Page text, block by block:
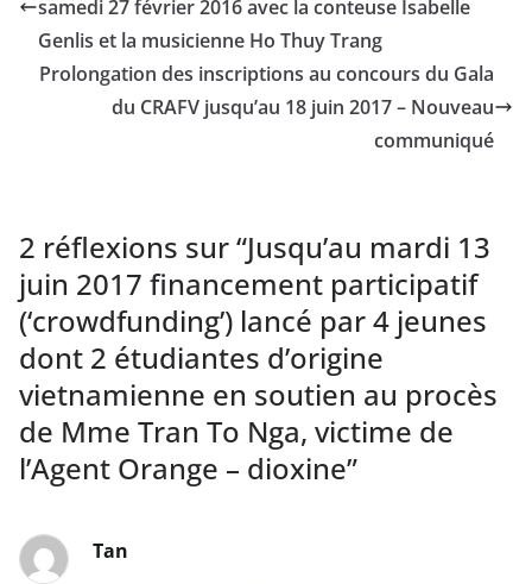
samedi 27 février 2016 avec la conteuse Isabelle
Genlis et la musicienne Ho Thuy Trang
Prolongation des inscriptions au concours du Gala
du CRAFV jusqu’au 18 juin 2017 – Nouveau
communiqué
2 réflexions sur “Jusqu’au mardi 13
juin 2017 financement participatif
(‘crowdfunding’) lancé par 4 jeunes
dont 2 étudiantes d’origine
vietnamienne en soutien au procès
de Mme Tran To Nga, victime de
l’Agent Orange – dioxine”
Tan